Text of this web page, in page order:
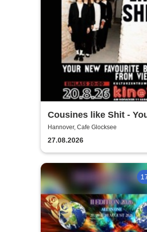
Cousines like Shit -
favourite band from
Hannover, Cafe Glocksee
27.08.2026